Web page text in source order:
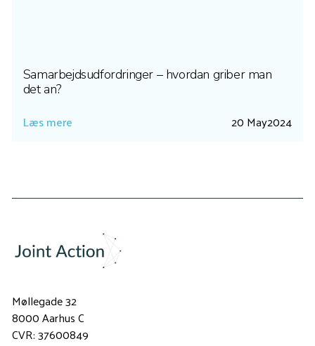
Samarbejdsudfordringer – hvordan griber man
det an?
Læs mere 20 May2024
Møllegade 32
8000 Aarhus C
CVR: 37600849